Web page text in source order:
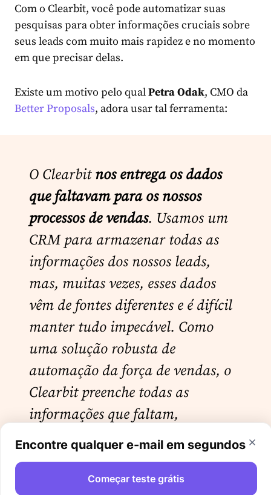
Com o Clearbit, você pode automatizar suas
pesquisas para obter informações cruciais sobre
seus leads com muito mais rapidez e no momento
em que precisar delas.
Existe um motivo pelo qualPetra Odak, CMO da
Better Proposals, adora usar tal ferramenta:
O Clearbit nos entrega os dados
que faltavam para os nossos
processos de vendas. Usamos um
CRM para armazenar todas as
informações dos nossos leads,
mas, muitas vezes, esses dados
vêm de fontes diferentes e é difícil
manter tudo impecável. Como
uma solução robusta de
automação da força de vendas, o
Clearbit preenche todas as
informações que faltam,
facilitando para a nossa equipe de
vendas fazer a abordagem com o
tom certo e no momento ideal.
Encontre qualquer e-mail em segundos
Começar teste grátis